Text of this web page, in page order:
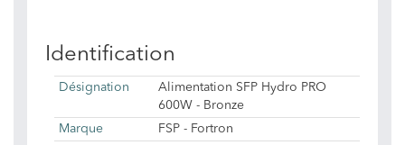
Identification
Désignation
Alimentation SFP Hydro PRO
600W - Bronze
Marque
FSP - Fortron